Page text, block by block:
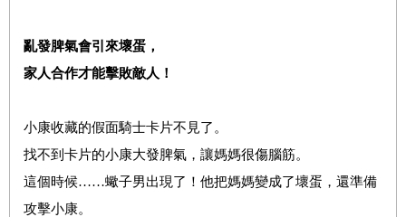
亂發脾氣會引來壞蛋，
家人合作才能擊敗敵人！
小康收藏的假面騎士卡片不見了。
找不到卡片的小康大發脾氣，讓媽媽很傷腦筋。
這個時候……蠍子男出現了！他把媽媽變成了壞蛋，還準備
攻擊小康。